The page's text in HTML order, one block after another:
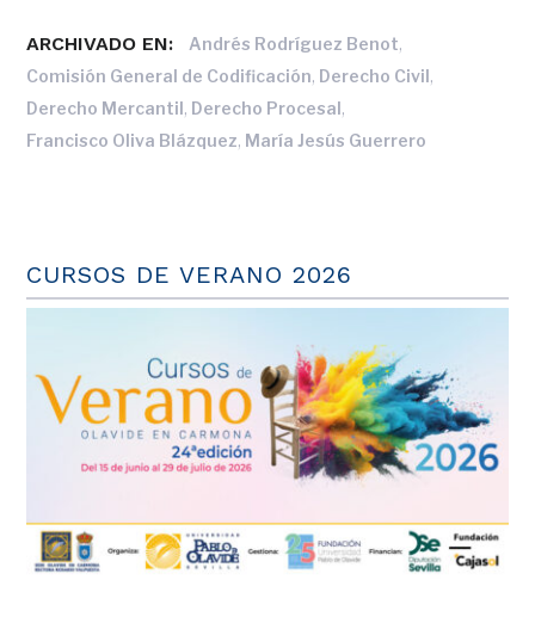
ARCHIVADO EN: Andrés Rodríguez Benot,
Comisión General de Codificación, Derecho Civil,
Derecho Mercantil, Derecho Procesal,
Francisco Oliva Blázquez, María Jesús Guerrero
CURSOS DE VERANO 2026